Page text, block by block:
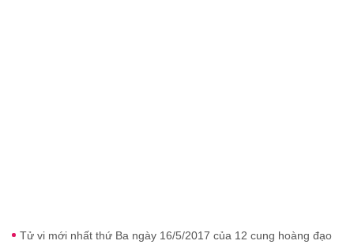
Tử vi mới nhất thứ Ba ngày 16/5/2017 của 12 cung hoàng đạo